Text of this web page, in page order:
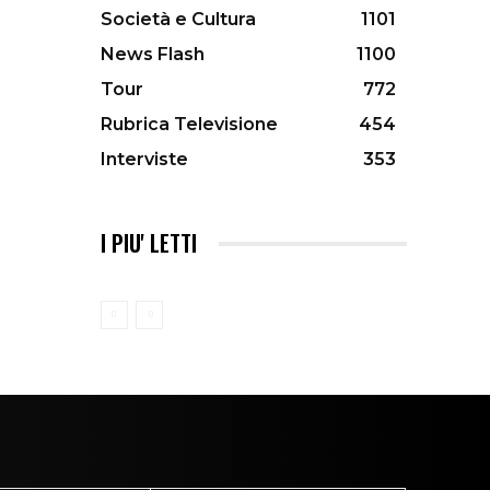
Società e Cultura
1101
News Flash
1100
Tour
772
Rubrica Televisione
454
Interviste
353
I PIU' LETTI